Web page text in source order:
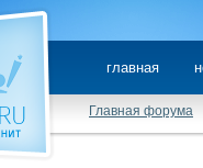
главная
Главная форума